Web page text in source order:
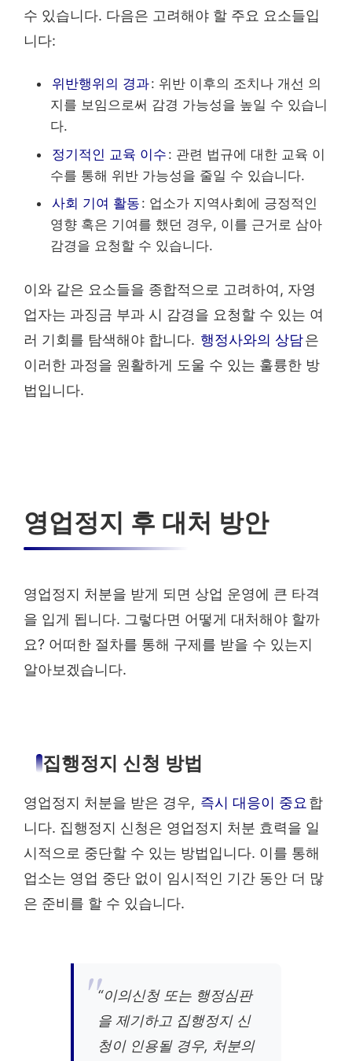
수 있습니다. 다음은 고려해야 할 주요 요소들입
니다:
위반행위의 경과: 위반 이후의 조치나 개선 의
지를 보임으로써 감경 가능성을 높일 수 있습니
다.
정기적인 교육 이수 : 관련 법규에 대한 교육 이
수를 통해 위반 가능성을 줄일 수 있습니다.
사회 기여 활동 : 업소가 지역사회에 긍정적인
영향 혹은 기여를 했던 경우, 이를 근거로 삼아
감경을 요청할 수 있습니다.
이와 같은 요소들을 종합적으로 고려하여, 자영
업자는 과징금 부과 시 감경을 요청할 수 있는 여
러 기회를 탐색해야 합니다. 행정사와의 상담은
이러한 과정을 원활하게 도울 수 있는 훌륭한 방
법입니다.
영업정지 후 대처 방안
영업정지 처분을 받게 되면 상업 운영에 큰 타격
을 입게 됩니다. 그렇다면 어떻게 대처해야 할까
요? 어떠한 절차를 통해 구제를 받을 수 있는지
알아보겠습니다.
집행정지 신청 방법
영업정지 처분을 받은 경우, 즉시 대응이 중요 합
니다. 집행정지 신청은 영업정지 처분 효력을 일
시적으로 중단할 수 있는 방법입니다. 이를 통해
업소는 영업 중단 없이 임시적인 기간 동안 더 많
은 준비를 할 수 있습니다.
“이의신청 또는 행정심판
을 제기하고 집행정지 신
청이 인용될 경우, 처분의